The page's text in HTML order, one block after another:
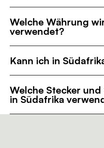
Welche Währung
verwendet?
Kann ich in
Welche Stecker
in Südafrika